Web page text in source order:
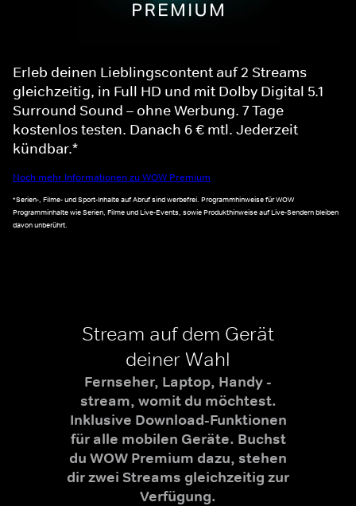
Erleb deinen Lieblingscontent auf 2 Streams
gleichzeitig, in Full HD und mit Dolby Digital 5.1
Surround Sound – ohne Werbung. 7 Tage
kostenlos testen. Danach 6 € mtl. Jederzeit
kündbar.*
Noch mehr Informationen zu WOW Premium
*Serien-, Filme- und Sport-Inhalte auf Abruf sind werbefrei. Programmhinweise für WOW
Programminhalte wie Serien, Filme und Live-Events, sowie Produkthinweise auf Live-Sendern bleiben
davon unberührt.
Stream auf dem Gerät
deiner Wahl
Fernseher, Laptop, Handy -
stream, womit du möchtest.
Inklusive Download-Funktionen
für alle mobilen Geräte. Buchst
du WOW Premium dazu, stehen
dir zwei Streams gleichzeitig zur
Verfügung.